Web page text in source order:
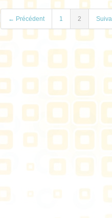
← Précédent 1 2